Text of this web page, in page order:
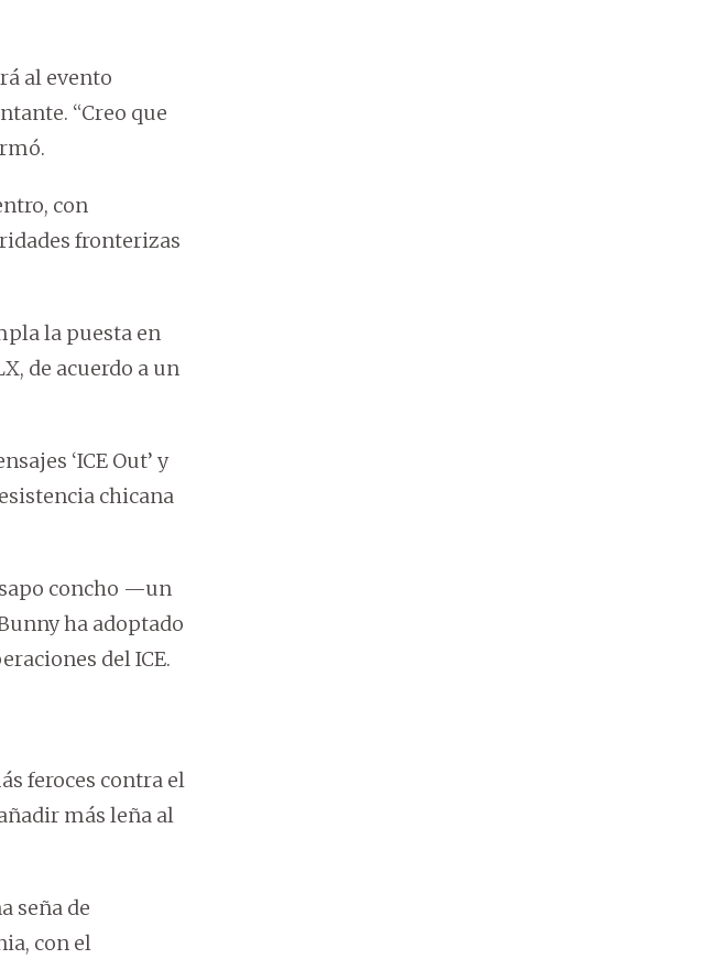
al evento
“Creo que
con
fronterizas
la puesta en
de acuerdo a un
‘ICE Out’ y
chicana
concho —un
ha adoptado
del ICE.
feroces contra el
más leña al
seña de
con el